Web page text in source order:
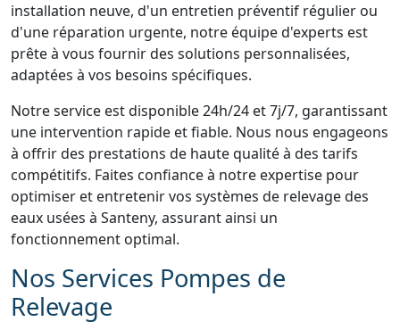
installation neuve, d'un entretien préventif régulier ou
d'une réparation urgente, notre équipe d'experts est
prête à vous fournir des solutions personnalisées,
adaptées à vos besoins spécifiques.
Notre service est disponible 24h/24 et 7j/7, garantissant
une intervention rapide et fiable. Nous nous engageons
à offrir des prestations de haute qualité à des tarifs
compétitifs. Faites confiance à notre expertise pour
optimiser et entretenir vos systèmes de relevage des
eaux usées à Santeny, assurant ainsi un
fonctionnement optimal.
Nos Services Pompes de
Relevage